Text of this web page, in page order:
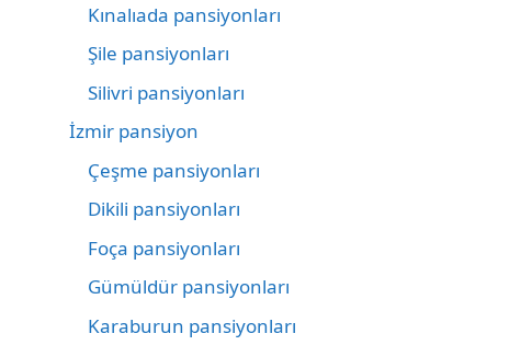
Kınalıada pansiyonları
Şile pansiyonları
Silivri pansiyonları
İzmir pansiyon
Çeşme pansiyonları
Dikili pansiyonları
Foça pansiyonları
Gümüldür pansiyonları
Karaburun pansiyonları